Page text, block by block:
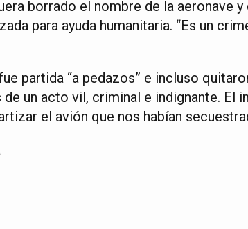
borrado el nombre de la aeronave
para ayuda humanitaria. “Es un
partida “a pedazos” e incluso
un acto vil, criminal e indignante. El
el avión que nos habían